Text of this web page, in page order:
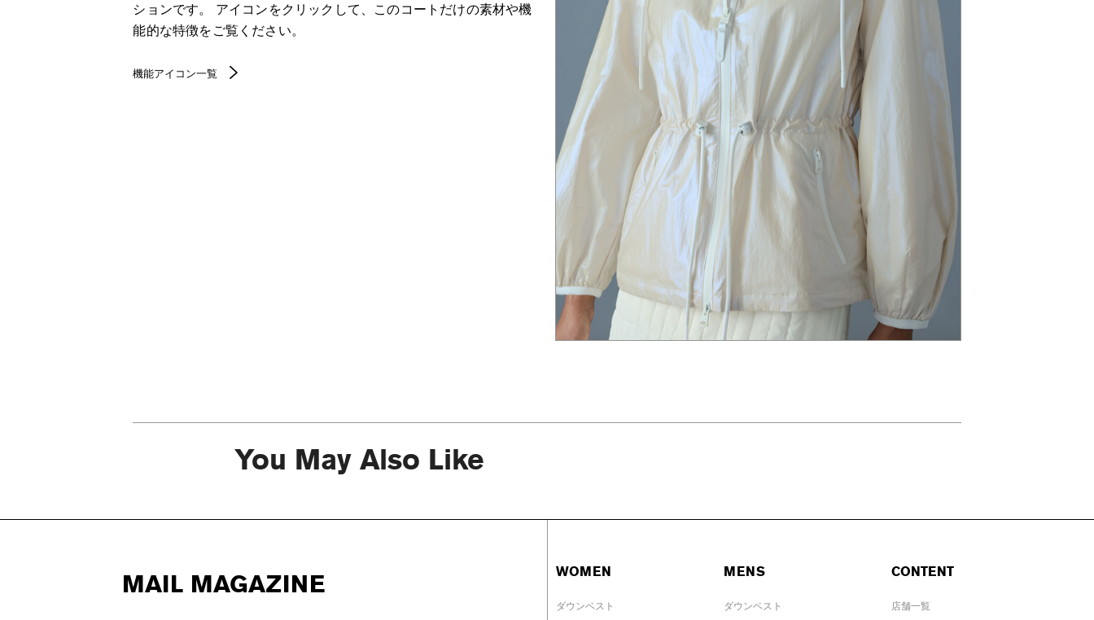
ションです。 アイコンをクリックして、このコートだけの素材や機
能的な特徴をご覧ください。
機能アイコン一覧
You May Also Like
MAIL MAGAZINE WOMEN
ダウンベスト
MENS
ダウンベスト
CONTENT
店舗一覧